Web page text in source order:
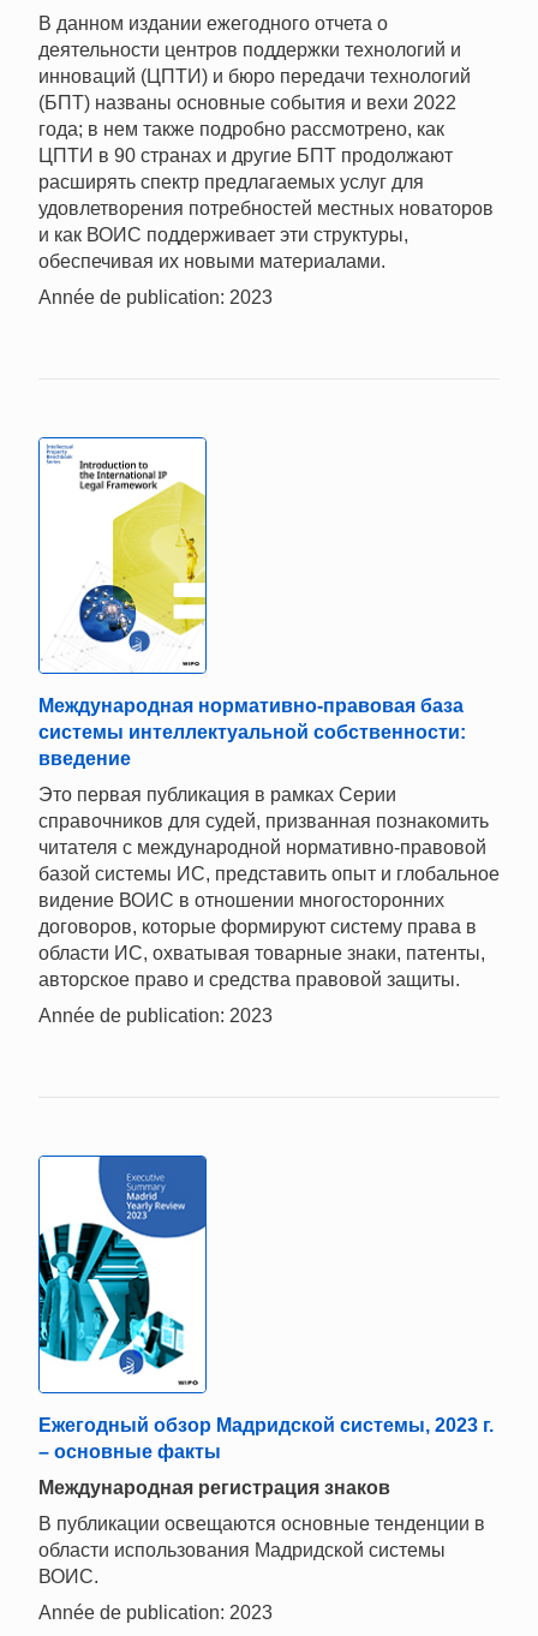
В данном издании ежегодного отчета о
деятельности центров поддержки технологий и
инноваций (ЦПТИ) и бюро передачи технологий
(БПТ) названы основные события и вехи 2022
года; в нем также подробно рассмотрено, как
ЦПТИ в 90 странах и другие БПТ продолжают
расширять спектр предлагаемых услуг для
удовлетворения потребностей местных новаторов
и как ВОИС поддерживает эти структуры,
обеспечивая их новыми материалами.
Année de publication: 2023
Международная нормативно-правовая база
системы интеллектуальной собственности:
введение
Это первая публикация в рамках Серии
справочников для судей, призванная познакомить
читателя с международной нормативно-правовой
базой системы ИС, представить опыт и глобальное
видение ВОИС в отношении многосторонних
договоров, которые формируют систему права в
области ИС, охватывая товарные знаки, патенты,
авторское право и средства правовой защиты.
Année de publication: 2023
Ежегодный обзор Мадридской системы, 2023 г.
– основные факты
Международная регистрация знаков
В публикации освещаются основные тенденции в
области использования Мадридской системы
ВОИС.
Année de publication: 2023